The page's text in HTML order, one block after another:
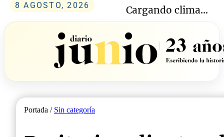
8 AGOSTO, 2026 Cargando clima...
Portada / Sin categoría